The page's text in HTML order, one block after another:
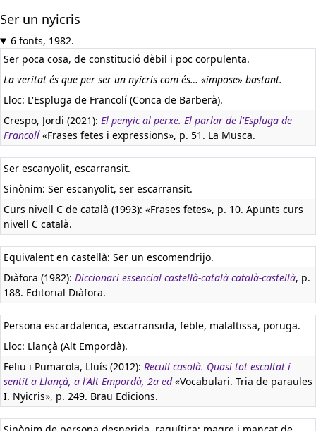
Ser un nyicris
6 fonts, 1982.
Ser poca cosa, de constitució dèbil i poc corpulenta.
La veritat és que per ser un nyicris com és… «impose» bastant.
Lloc: L'Espluga de Francolí (Conca de Barberà).
Crespo, Jordi (2021): El penyic al perxe. El parlar de l'Espluga de
Francolí«Frases fetes i expressions», p. 51. La Musca.
Ser escanyolit, escarransit.
Sinònim: Ser escanyolit, ser escarransit.
Curs nivell C de català (1993): «Frases fetes», p. 10. Apunts curs
nivell C català.
Equivalent en castellà: Ser un escomendrijo.
Diàfora (1982): Diccionari essencial castellà-català català-castellà, p.
188. Editorial Diàfora.
Persona escardalenca, escarransida, feble, malaltissa, poruga.
Lloc: Llançà (Alt Empordà).
Feliu i Pumarola, Lluís (2012): Recull casolà. Quasi tot escoltat i
sentit a Llançà, a l'Alt Empordà, 2a ed«Vocabulari. Tria de paraules
I. Nyicris», p. 249. Brau Edicions.